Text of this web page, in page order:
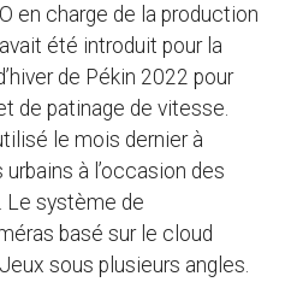
en charge de la production
été ​​introduit pour la
de Pékin 2022 pour
de patinage de vitesse.
le mois dernier à
à l’occasion des
Le système de
basé sur le cloud
sous plusieurs angles.